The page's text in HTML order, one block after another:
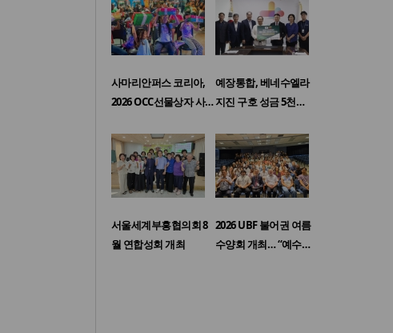
사마리안퍼스 코리아,
2026 OCC선물상자 사…
예장통합, 베네수엘라
지진 구호 성금 5천…
서울세계부흥협의회 8
월 연합성회 개최
2026 UBF 불어권 여름
수양회 개최… “예수…